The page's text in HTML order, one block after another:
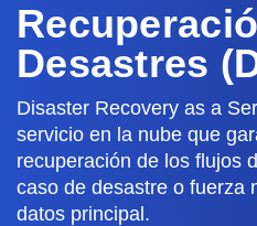
Desastres
Disaster Recovery as a
servicio en la nube que
recuperación de los flujos
caso de desastre o fuerza
datos principal.